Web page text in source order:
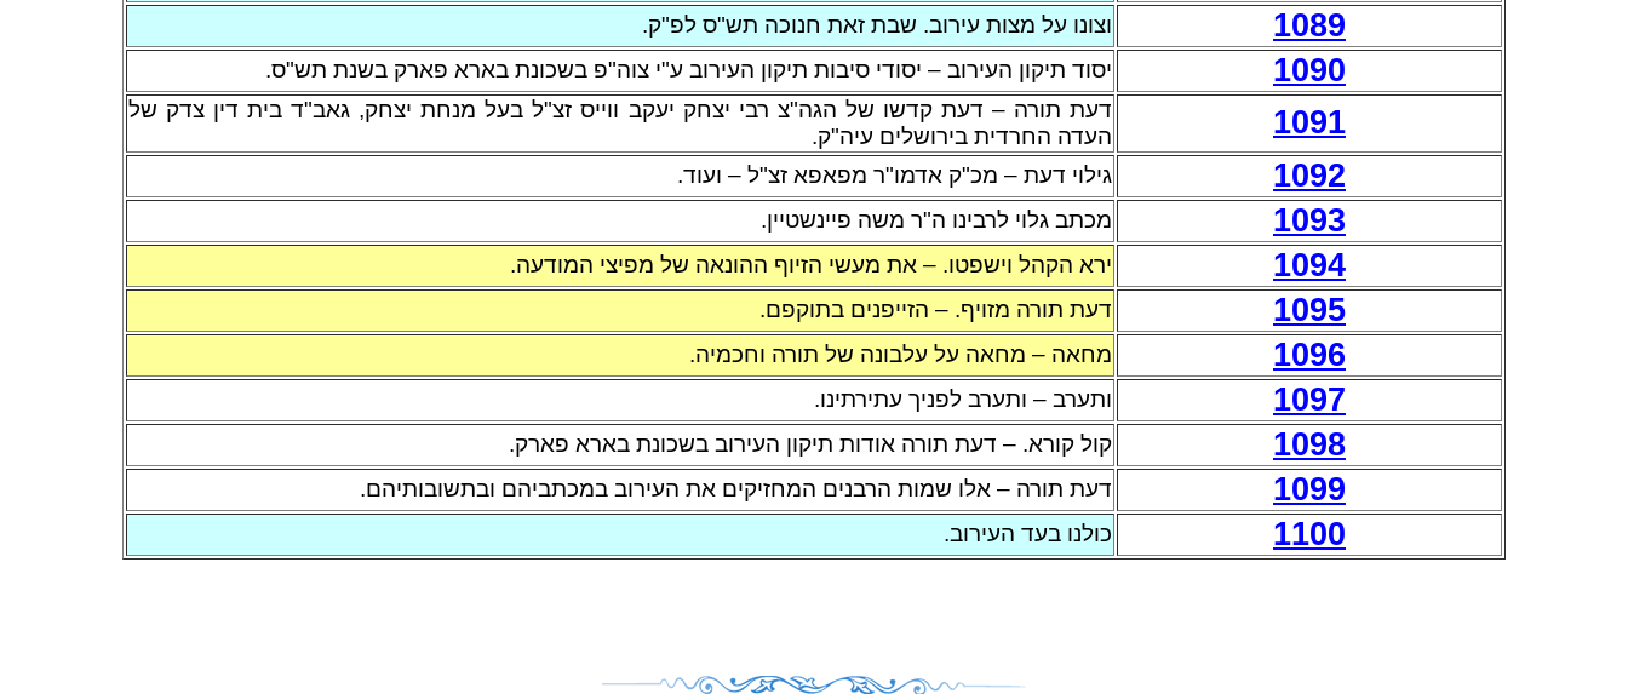
וצונו על מצות עירוב. שבת זאת חנוכה תש"ס לפ"ק. 1089
יסוד תיקון העירוב – יסודי סיבות תיקון העירוב ע"י צוה"פ בשכונת בארא פארק בשנת תש"ס. 1090
דעת תורה – דעת קדשו של הגה"צ רבי יצחק יעקב ווייס זצ"ל בעל מנחת יצחק, גאב"ד בית דין צדק של
העדה החרדית בירושלים עיה"ק.
1091
גילוי דעת – מכ"ק אדמו"ר מפאפא זצ"ל – ועוד. 1092
מכתב גלוי לרבינו ה"ר משה פיינשטיין. 1093
ירא הקהל וישפטו. – את מעשי הזיוף ההונאה של מפיצי המודעה. 1094
דעת תורה מזויף. – הזייפנים בתוקפם. 1095
מחאה – מחאה על עלבונה של תורה וחכמיה. 1096
ותערב – ותערב לפניך עתירתינו. 1097
קול קורא. – דעת תורה אודות תיקון העירוב בשכונת בארא פארק. 1098
דעת תורה – אלו שמות הרבנים המחזיקים את העירוב במכתביהם ובתשובותיהם. 1099
כולנו בעד העירוב. 1100